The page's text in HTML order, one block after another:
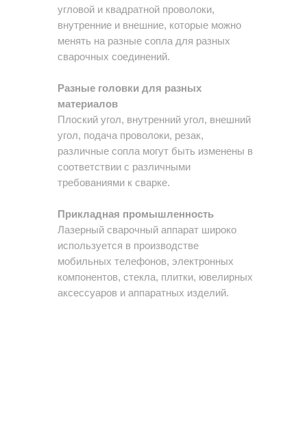
угловой и квадратной проволоки,
внутренние и внешние, которые можно
менять на разные сопла для разных
сварочных соединений.
Разные головки для разных
материалов
Плоский угол, внутренний угол, внешний
угол, подача проволоки, резак,
различные сопла могут быть изменены в
соответствии с различными
требованиями к сварке.
Прикладная промышленность
Лазерный сварочный аппарат широко
используется в производстве
мобильных телефонов, электронных
компонентов, стекла, плитки, ювелирных
аксессуаров и аппаратных изделий.